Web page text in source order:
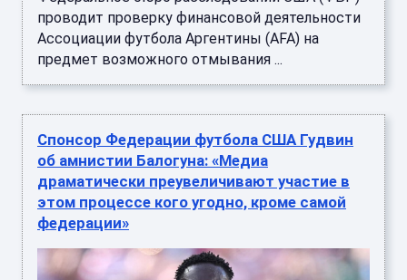
проводит проверку финансовой деятельности
Ассоциации футбола Аргентины (AFA) на
предмет возможного отмывания ...
Спонсор Федерации футбола США Гудвин
об амнистии Балогуна: «Медиа
драматически преувеличивают участие в
этом процессе кого угодно, кроме самой
федерации»